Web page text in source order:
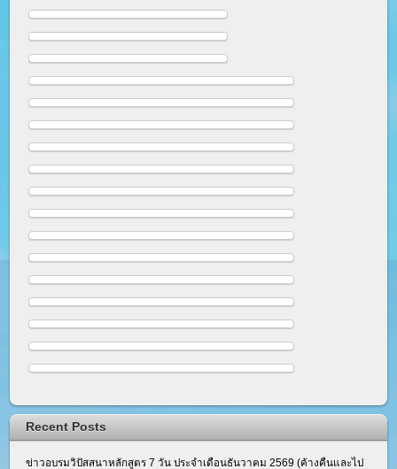
Recent Posts
ข่าวอบรมวิปัสสนาหลักสูตร 7 วัน ประจำเดือนธันวาคม 2569 (ค้างคืนและไป